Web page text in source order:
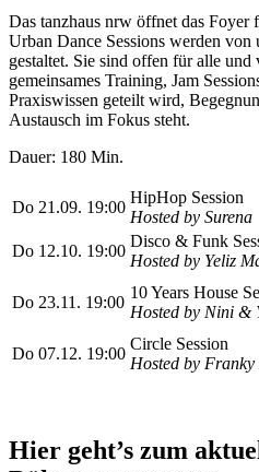
Das tanzhaus nrw öffnet das Foyer
Urban Dance Sessions werden
gestaltet. Sie sind offen für alle und
gemeinsames Training, Jam
Praxiswissen geteilt wird,
Austausch im Fokus steht.
Dauer: 180 Min.
Do 21.09. 19:00
HipHop Session
Hosted by Surena
Do 12.10. 19:00
Disco & Funk
Hosted by Yeliz
Do 23.11. 19:00
10 Years House
Hosted by Nini &
Do 07.12. 19:00
Circle Session
Hosted by Franky
Hier geht’s zum